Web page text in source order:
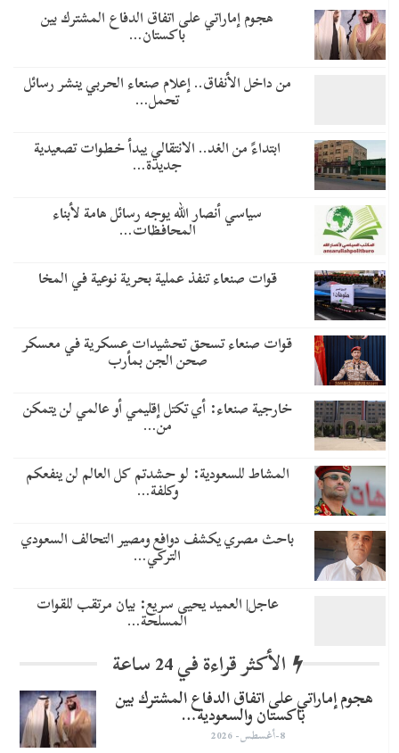
هجوم إماراتي على اتفاق الدفاع المشترك بين
باكستان…
من داخل الأنفاق.. إعلام صنعاء الحربي ينشر رسائل
تحمل…
​ابتداءً من الغد.. الانتقالي يبدأ خطوات تصعيدية
جديدة…
سياسي أنصار الله يوجه رسائل هامة لأبناء
المحافظات…
قوات صنعاء تنفذ عملية بحرية نوعية في المخا
قوات صنعاء تسحق تحشيدات عسكرية في معسكر
صحن الجن بمأرب
خارجية صنعاء: أي تكتل إقليمي أو عالمي لن يتمكن
من…
المشاط للسعودية: لو حشدتم كل العالم لن ينفعكم
وكلفة…
باحث مصري يكشف دوافع ومصير التحالف السعودي
التركي…
عاجل| العميد يحيى سريع: بيان مرتقب للقوات
المسلحة…
الأكثر قراءة في 24 ساعة
هجوم إماراتي على اتفاق الدفاع المشترك بين
باكستان والسعودية…
8-أغسطس- 2026